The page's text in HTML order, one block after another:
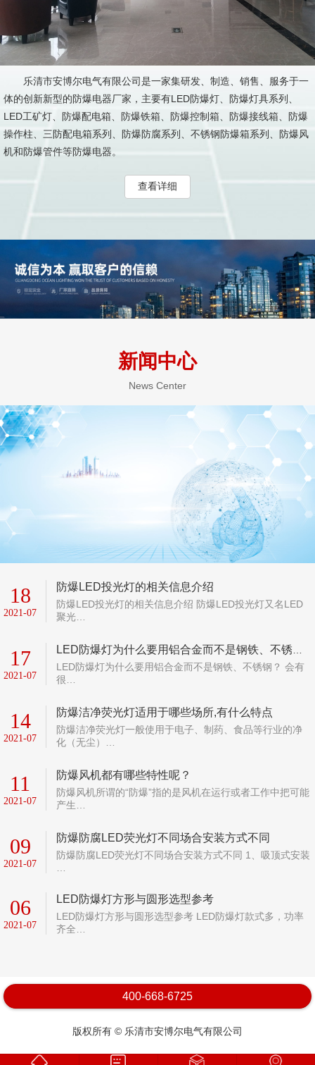
乐清市安博尔电气有限公司是一家集研发、制造、销售、服务于一
体的创新新型的防爆电器厂家，主要有LED防爆灯、防爆灯具系列、
LED工矿灯、防爆配电箱、防爆铁箱、防爆控制箱、防爆接线箱、防爆
操作柱、三防配电箱系列、防爆防腐系列、不锈钢防爆箱系列、防爆风
机和防爆管件等防爆电器。
查看详细
新闻中心
News Center
18
2021-07
防爆LED投光灯的相关信息介绍
防爆LED投光灯的相关信息介绍 防爆LED投光灯又名LED
聚光…
17
2021-07
LED防爆灯为什么要用铝合金而不是钢铁、不锈钢？ 会有
很…
14
2021-07
防爆洁净荧光灯适用于哪些场所,有什么特点
防爆洁净荧光灯一般使用于电子、制药、食品等行业的净
化（无尘）…
11
2021-07
防爆风机都有哪些特性呢？
防爆风机所谓的“防爆”指的是风机在运行或者工作中把可能
产生…
09
2021-07
防爆防腐LED荧光灯不同场合安装方式不同
防爆防腐LED荧光灯不同场合安装方式不同 1、吸顶式安装
06
2021-07
LED防爆灯方形与圆形选型参考
LED防爆灯方形与圆形选型参考 LED防爆灯款式多，功率
齐全…
400-668-6725
版权所有 © 乐清市安博尔电气有限公司